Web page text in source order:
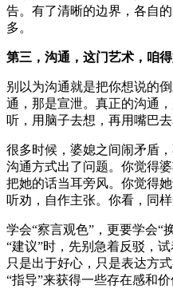
告。有了清晰的边界，各自
多。
第三，沟通，这门艺术，咱
别以为沟通就是把你想说的
通，那是宣泄。真正的沟通
听，用脑子去想，再用嘴巴去
很多时候，婆媳之间闹矛盾
沟通方式出了问题。你觉得
把她的话当耳旁风。你觉得
听劝，自作主张。你看，同
学会“察言观色”，更要学会“
“建议”时，先别急着反驳，
只是出于好心，只是表达方
“指导”来获得一些存在感和